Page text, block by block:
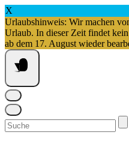
X
Urlaubshinweis: Wir machen
Urlaub. In dieser Zeit findet
ab dem 17. August wieder
Springe
zum
Inhalt
Suchen
nach: